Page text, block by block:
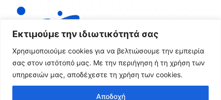
Εκτιμούμε την ιδιωτικότητά σας
Χρησιμοποιούμε cookies για να βελτιώσουμε την εμπειρία
σας στον ιστότοπό μας. Με την περιήγηση ή τη χρήση των
υπηρεσιών μας, αποδέχεστε τη χρήση των cookies.
Αποδοχή
Όροι Χρήσης & Πολιτική Απορρήτου